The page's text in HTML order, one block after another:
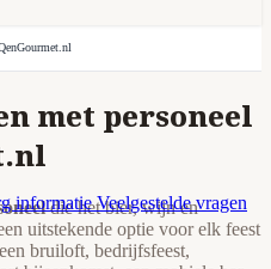
informatieVeelgestelde vragen
met personeel
die het bier, wijn en
uitstekende optie voor elk feest
bruiloft, bedrijfsfeest,